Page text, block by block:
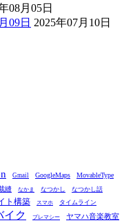
08月05日
09日 2025年07月10日
Gmail GoogleMaps
MovableType
縫 なかま なつかし なつかし話
ト構築 スマホ タイムライン
イク プレマシー ヤマハ音楽教室